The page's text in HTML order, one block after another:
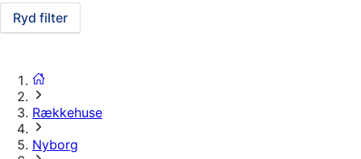
Ryd filter
Rækkehuse
Nyborg